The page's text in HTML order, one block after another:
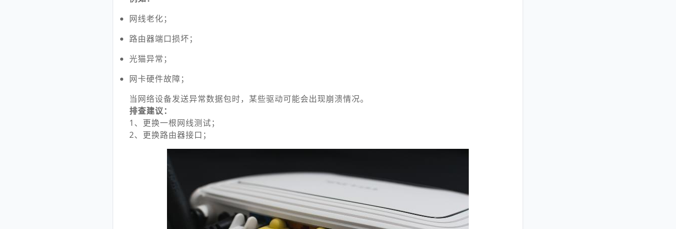
网线老化；
路由器端口损坏；
光猫异常；
网卡硬件故障；
当网络设备发送异常数据包时，某些驱动可能会出现崩溃情况。
排查建议：
1、更换一根网线测试；
2、更换路由器接口；